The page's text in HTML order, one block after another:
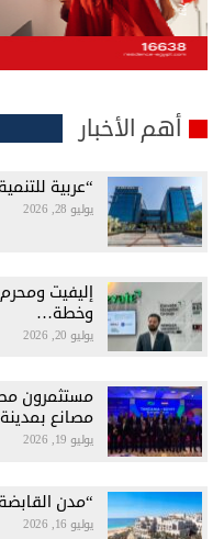
أهم الأخبار
“عربية
يوليو 28, 2026
إليفيت
وخطة…
يوليو 20, 2026
مستثمرون
مصانع
يوليو 19, 2026
“مدن
يوليو 16, 2026